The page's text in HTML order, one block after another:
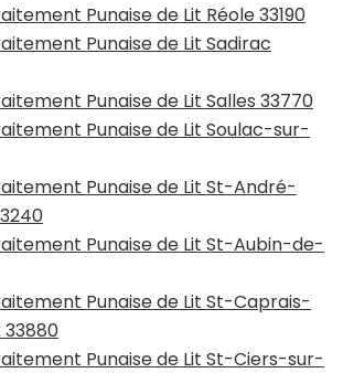
Punaise de Lit Réole 33190
Punaise de Lit Sadirac
Punaise de Lit Salles 33770
Punaise de Lit Soulac-sur-
Punaise de Lit St-André-
Punaise de Lit St-Aubin-de-
Punaise de Lit St-Caprais-
Punaise de Lit St-Ciers-sur-